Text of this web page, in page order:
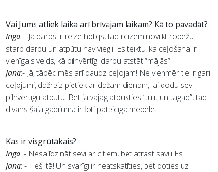
Vai Jums atliek laika arī brīvajam laikam? Kā to pavadāt?
Inga: - Ja darbs ir reizē hobijs, tad reizēm novilkt robežu
starp darbu un atpūtu nav viegli. Es teiktu, ka ceļošana ir
vienīgais veids, kā pilnvērtīgi darbu atstāt “mājās”.
Jana:- Jā, tāpēc mēs arī daudz ceļojam! Ne vienmēr tie ir gari
ceļojumi, dažreiz pietiek ar dažām dienām, lai dodu sev
pilnvērtīgu atpūtu. Bet ja vajag atpūsties “tūlīt un tagad”, tad
dīvāns šajā gadījumā ir ļoti pateicīga mēbele.
Kas ir visgrūtākais?
Inga: - Nesalīdzināt sevi ar citiem, bet atrast savu Es.
Jana: - Tieši tā! Un svarīgi ir neatskatīties, bet doties uz